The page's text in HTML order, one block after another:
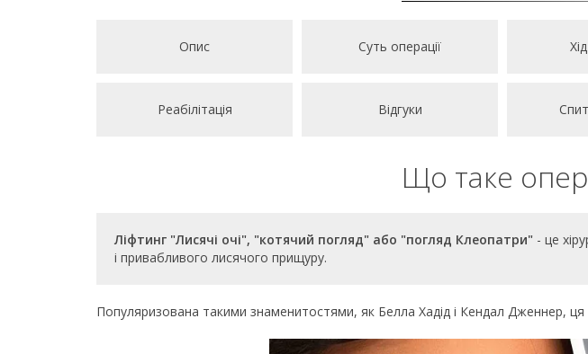
Опис Суть операції
Реабілітація Відгуки
Що таке
Ліфтинг "Лисячі очі", "котячий погляд" або "погляд Клеопатри" - це
і привабливого лисячого прищуру.
Популяризована такими знаменитостями, як Белла Хадід і Кендал Дженнер,